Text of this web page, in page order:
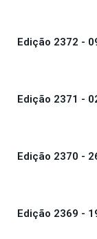
Edição 2372 -
Edição 2371 -
Edição 2370 -
Edição 2369 -